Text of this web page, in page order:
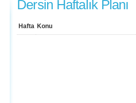
Dersin Haftalık Planı
Hafta Konu